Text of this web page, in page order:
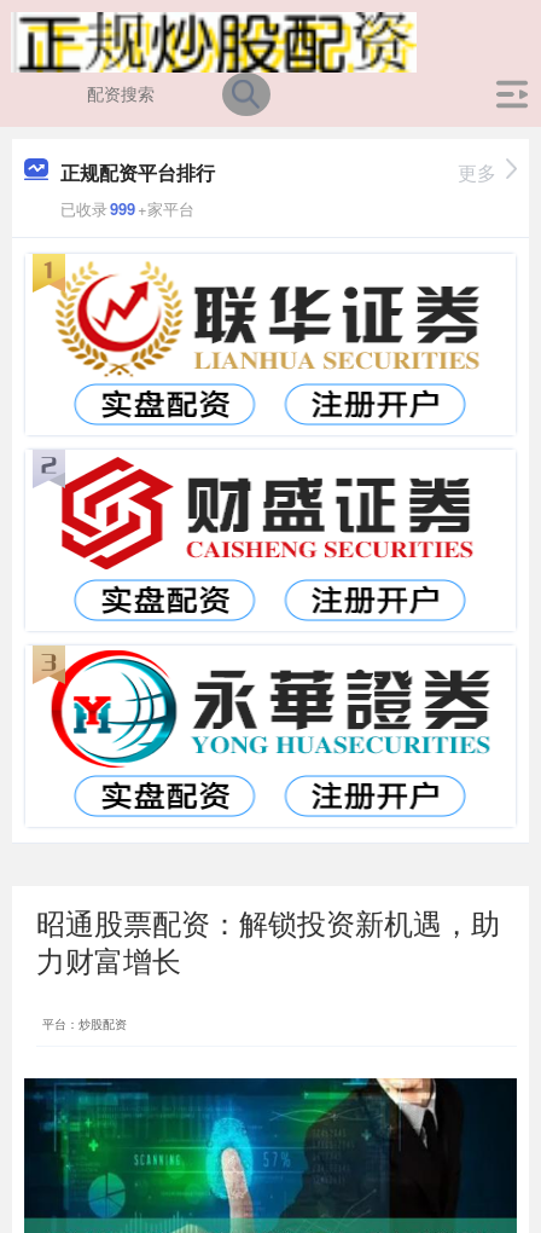
正规配资平台排行
已收录999+家平台
更多
昭通股票配资：解锁投资新机遇，助
力财富增长
平台：炒股配资